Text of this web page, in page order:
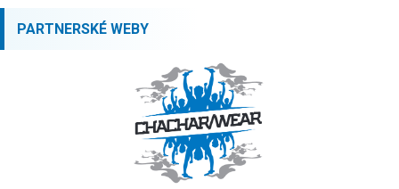
PARTNERSKÉ WEBY